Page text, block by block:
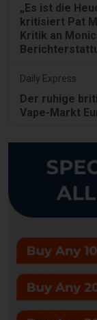
„Es ist die
kritisiert Pat
Kritik an
Daily Express
Der ruhige
Vape-Markt